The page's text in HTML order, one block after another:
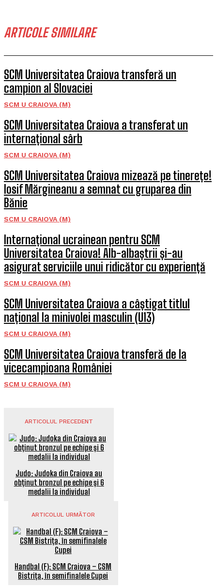
ARTICOLE SIMILARE
SCM Universitatea Craiova transferă un
campion al Slovaciei
SCM U CRAIOVA (M)
SCM Universitatea Craiova a transferat un
internațional sârb
SCM U CRAIOVA (M)
SCM Universitatea Craiova mizează pe tinerețe!
Iosif Mărgineanu a semnat cu gruparea din
Bănie
SCM U CRAIOVA (M)
Internațional ucrainean pentru SCM
Universitatea Craiova! Alb-albaștrii și-au
asigurat serviciile unui ridicător cu experiență
SCM U CRAIOVA (M)
SCM Universitatea Craiova a câștigat titlul
național la minivolei masculin (U13)
SCM U CRAIOVA (M)
SCM Universitatea Craiova transferă de la
vicecampioana României
SCM U CRAIOVA (M)
ARTICOLUL PRECEDENT
Judo: Judoka din Craiova au
obținut bronzul pe echipe și 6
medalii la individual
ARTICOLUL URMĂTOR
Handbal (F): SCM Craiova – CSM
Bistrița, în semifinalele Cupei